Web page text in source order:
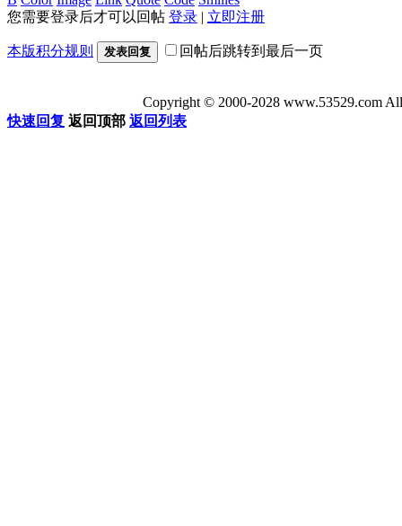
您需要登录后才可以回帖 登录 | 立即注册
本版积分规则 发表回复 回帖后跳转到最后一页
Copyright © 2000-2028 www.53529.com
快速回复 返回顶部 返回列表